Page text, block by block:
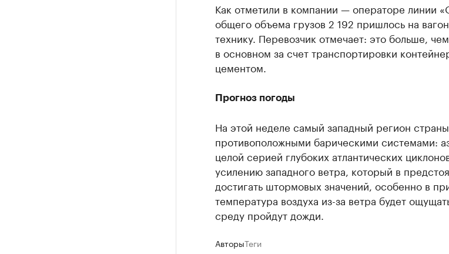
Как отметили в компании — операторе линии
общего объема грузов 2 192 пришлось на
технику. Перевозчик отмечает: это больше,
в основном за счет транспортировки
цементом.
Прогноз погоды
На этой неделе самый западный регион страны
противоположными барическими системами:
целой серией глубоких атлантических
усилению западного ветра, который в
достигать штормовых значений, особенно в
температура воздуха из-за ветра будет
среду пройдут дожди.
АвторыТеги